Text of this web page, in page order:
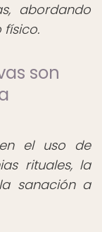
abordando
son
el uso de
rituales, la
sanación a